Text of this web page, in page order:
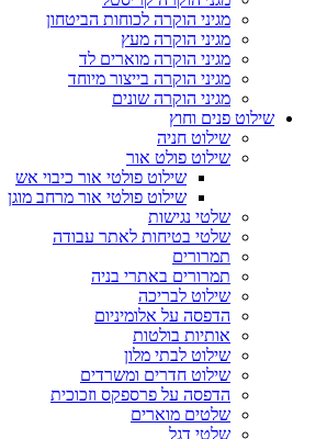
מגיני הוקרה לכוחות הביטחון
מגיני הוקרה מעץ
מגיני הוקרה מוארים לד
מגיני הוקרה בייצור מיוחד
מגיני הוקרה שונים
שילוט פנים וחוץ
שילוט חניה
שילוט פולט אור
שילוט פולטי אור כיבוי אש
שילוט פולטי אור מרחב מוגן
שלטי נגישות
שלטי בטיחות לאתר עבודה
תמרורים
תמרורים באתרי בניה
שילוט לבריכה
הדפסה על אלומיניום
אותיות בולטות
שילוט לבתי מלון
שילוט חדרים ומשרדים
הדפסה על פרספקס וזכוכית
שלטים מוארים
שלטי דגל